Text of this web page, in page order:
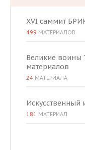
XVI саммит
499 МАТЕРИАЛОВ
Великие воины
материалов
24 МАТЕРИАЛА
Искусственный
181 МАТЕРИАЛ